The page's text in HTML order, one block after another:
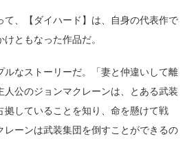
て、【ダイハード】は、自身の代表作で
ともなった作品だ。
ルなストーリーだ。「妻と仲違いして離
人公のジョンマクレーンは、とある武装
拠していることを知り、命を懸けて戦
レーンは武装集団を倒すことができるの